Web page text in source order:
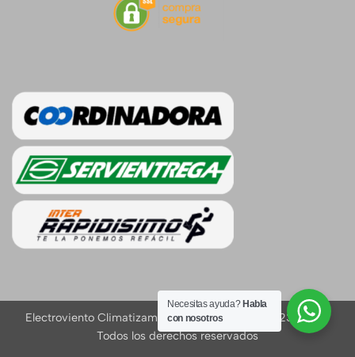
Electroviento Climatizamos Espacios Nit. 1020412343-3 ®
Todos los derechos reservados
Necesitas ayuda? Habla
con nosotros